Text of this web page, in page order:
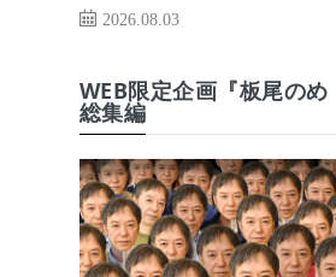
2026.08.03
WEB限定企画『板尾の
総集編